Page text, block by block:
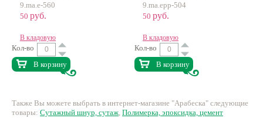
9.ma.e-560
50 руб.
В кладовую
Кол-во
В корзину
9.ma.epp-504
50 руб.
В кладовую
Кол-во
В корзину
Также Вы можете выбрать в интернет-магазине "Арабеска" следующие
товары: Сутажный шнур, сутаж, Полимерка, эпоксидка, цемент